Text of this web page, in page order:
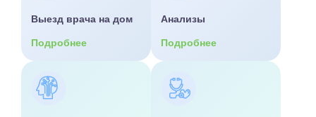
Выезд врача на дом
Подробнее
Анализы
Подробнее